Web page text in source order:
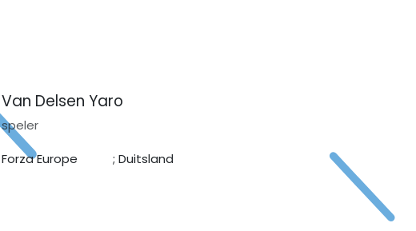
Van Delsen Yaro
speler
Forza Europe ; Duitsland